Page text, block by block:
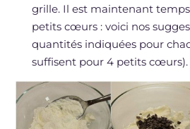
grille. Il est maintenant
petits cœurs : voici nos
quantités indiquées pour
suffisent pour 4 petits cœurs).